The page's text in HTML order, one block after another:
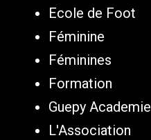
Ecole de Foot
Féminine
Féminines
Formation
Guepy Academie
L'Association